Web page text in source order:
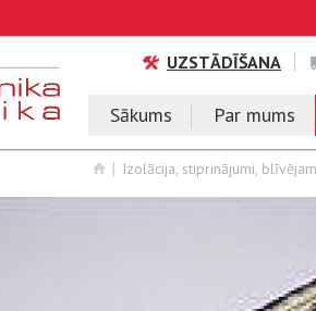
UZSTĀDĪŠANA
Sākums Par mums
Izolācija, stiprinājumi,